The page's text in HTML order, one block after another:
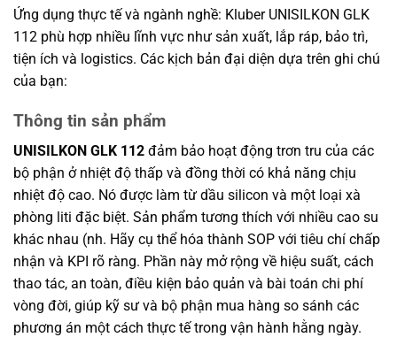
Ứng dụng thực tế và ngành nghề: Kluber UNISILKON GLK
112 phù hợp nhiều lĩnh vực như sản xuất, lắp ráp, bảo trì,
tiện ích và logistics. Các kịch bản đại diện dựa trên ghi chú
của bạn:
Thông tin sản phẩm
UNISILKON GLK 112 đảm bảo hoạt động trơn tru của các
bộ phận ở nhiệt độ thấp và đồng thời có khả năng chịu
nhiệt độ cao. Nó được làm từ dầu silicon và một loại xà
phòng liti đặc biệt. Sản phẩm tương thích với nhiều cao su
khác nhau (nh. Hãy cụ thể hóa thành SOP với tiêu chí chấp
nhận và KPI rõ ràng. Phần này mở rộng về hiệu suất, cách
thao tác, an toàn, điều kiện bảo quản và bài toán chi phí
vòng đời, giúp kỹ sư và bộ phận mua hàng so sánh các
phương án một cách thực tế trong vận hành hằng ngày.